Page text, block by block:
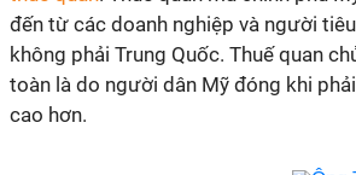
đến từ các doanh nghiệp và người
không phải Trung Quốc. Thuế quan
toàn là do người dân Mỹ đóng khi
cao hơn.